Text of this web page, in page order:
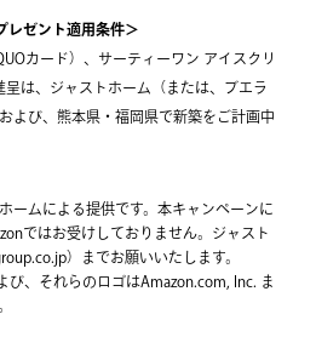
レゼント適用条件＞
カード）、サーティーワン アイスクリ
は、ジャストホーム（または、ブエラ
よび、熊本県・福岡県で新築をご計画中
ームによる提供です。本キャンペーンに
ではお受けしておりません。ジャスト
）までお願いいたします。
び、それらのロゴはAmazon.com, Inc. ま